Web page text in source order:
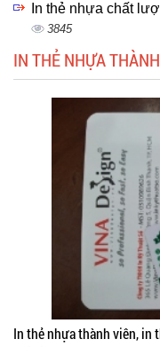
In thẻ nhựa chất
3845
IN THẺ NHỰA
In thẻ nhựa thành viên, in